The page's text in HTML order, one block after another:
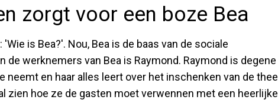
zorgt voor een boze Bea
is Bea?'. Nou, Bea is de baas van de sociale
de werknemers van Bea is Raymond. Raymond is degene
neemt en haar alles leert over het inschenken van de thee
zien hoe ze de gasten moet verwennen met een heerlijke